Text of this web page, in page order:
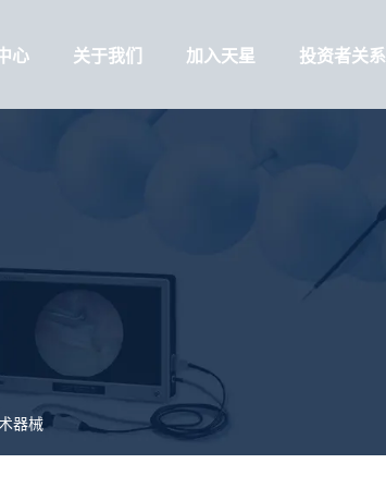
心 关于我们 加入天星 投资者关系
器械